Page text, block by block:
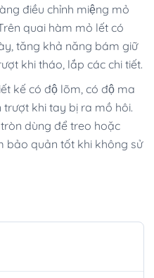
điều chỉnh miệng mỏ
quai hàm mỏ lết có
tăng khả năng bám giữ
khi tháo, lắp các chi tiết.
kế có độ lõm, có độ ma
khi tay bị ra mồ hôi.
dùng để treo hoặc
bảo quản tốt khi không sử